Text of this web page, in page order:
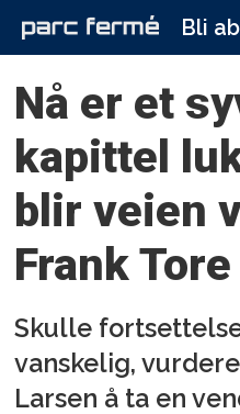
Bli
Nå er et
kapittel
blir veien
Frank Tore
Skulle
vanskelig,
Larsen å ta en